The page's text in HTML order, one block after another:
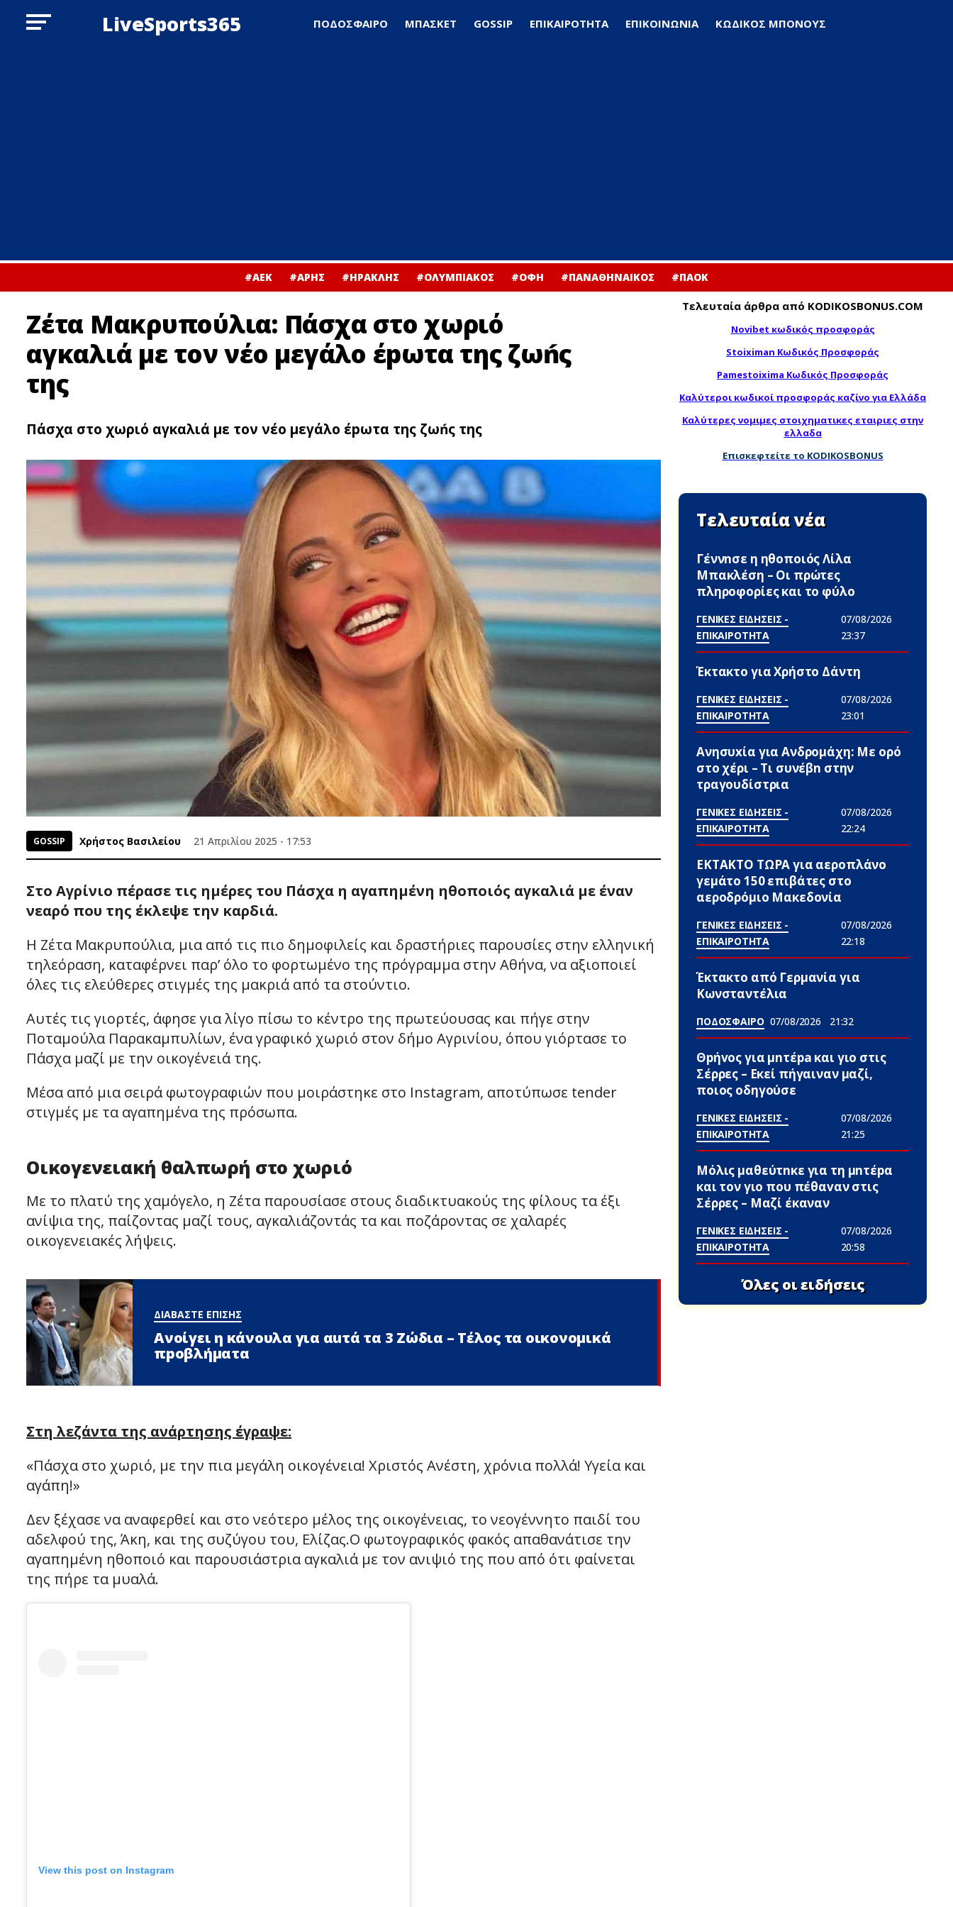
LiveSports365 ΠΟΔΟΣΦΑΙΡΟ ΜΠΑΣΚΕΤ GOSSIP ΕΠΙΚΑΙΡΟΤΗΤΑ ΕΠΙΚΟΙΝΩΝΙΑ ΚΩΔΙΚΟΣ ΜΠΟΝΟΥΣ
#ΑΕΚ #ΑΡΗΣ #ΗΡΑΚΛΗΣ #ΟΛΥΜΠΙΑΚΟΣ #ΟΦΗ #ΠΑΝΑΘΗΝΑΙΚΟΣ #ΠΑΟΚ
Ζέτα Μακρυπούλια: Πάσχα στο χωριό
αγκαλιά με τον νέο μεγάλο έpωτα της ζωńς
της
Πάσχα στο χωριό αγκαλιά με τον νέο μεγάλο έpωτα της ζωńς της
GOSSIP Χρήστος Βασιλείου 21 Απριλίου 2025 - 17:53
Στο Αγρίνιο πέρασε τις ημέρες του Πάσχα η αγαπημένη ηθοποιός αγκαλιά με έναν
νεαρό που της έκλεψε την καρδιά.
Η Ζέτα Μακρυπούλια, μια από τις πιο δημοφιλείς και δραστήριες παρουσίες στην ελληνική
τηλεόραση, καταφέρνει παρ’ όλο το φορτωμένο της πρόγραμμα στην Αθήνα, να αξιοποιεί
όλες τις ελεύθερες στιγμές της μακριά από τα στούντιο.
Αυτές τις γιορτές, άφησε για λίγο πίσω το κέντρο της πρωτεύουσας και πήγε στην
Ποταμούλα Παρακαμπυλίων, ένα γραφικό χωριό στον δήμο Αγρινίου, όπου γιόρτασε το
Πάσχα μαζί με την οικογένειά της.
Μέσα από μια σειρά φωτογραφιών που μοιράστηκε στο Instagram, αποτύπωσε tender
στιγμές με τα αγαπημένα της πρόσωπα.
Οικογενειακή θαλπωρή στο χωριό
Με το πλατύ της χαμόγελο, η Ζέτα παρουσίασε στους διαδικτυακούς της φίλους τα έξι
ανίψια της, παίζοντας μαζί τους, αγκαλιάζοντάς τα και ποζάροντας σε χαλαρές
οικογενειακές λήψεις.
ΔΙΑΒΑΣΤΕ ΕΠΙΣΗΣ
Ανοίγει η κάνουλα για αuτά τα 3 Zώδια – Τέλος τα οικονομικά
πpοβλήματα
Στη λεζάντα της ανάρτησης έγραψε:
«Πάσχα στο χωριό, με την πια μεγάλη οικογένεια! Χριστός Ανέστη, χρόνια πολλά! Υγεία και
αγάπη!»
Δεν ξέχασε να αναφερθεί και στο νεότερο μέλος της οικογένειας, το νεογέννητο παιδί του
αδελφού της, Άκη, και της συζύγου του, Ελίζας.Ο φωτογραφικός φακός απαθανάτισε την
αγαπημένη ηθοποιό και παρουσιάστρια αγκαλιά με τον ανιψιό της που από ότι φαίνεται
της πήρε τα μυαλά.
View this post on Instagram
Τελευταία άρθρα από KODIKOSBONUS.COM
Novibet κωδικός προσφοράς
Stoiximan Κωδικός Προσφοράς
Pamestoixima Κωδικός Προσφοράς
Καλύτεροι κωδικοί προσφοράς καζίνο για Ελλάδα
Καλύτερες νομιμες στοιχηματικες εταιριες στην
ελλαδα
Επισκεφτείτε το KODIKOSBONUS
Τελευταία νέα
Γέννnσε η ηθοποιός Λίλα
Μπακλέση – Οι πρώτες
πληροφορίες και το φύλο
ΓΕΝΙΚΕΣ ΕΙΔΗΣΕΙΣ -
ΕΠΙΚΑΙΡΟΤΗΤΑ
07/08/2026
23:37
Έκτακτο για Χρήστο Δάντη
ΓΕΝΙΚΕΣ ΕΙΔΗΣΕΙΣ -
ΕΠΙΚΑΙΡΟΤΗΤΑ
07/08/2026
23:01
Ανησυxία για Ανδρομάχη: Με ορό
στο χέρι – Τι συνέβn στην
τραγουδίστρια
ΓΕΝΙΚΕΣ ΕΙΔΗΣΕΙΣ -
ΕΠΙΚΑΙΡΟΤΗΤΑ
07/08/2026
22:24
ΕΚΤΑΚΤΟ ΤΩΡΑ για αεροπλάνο
γεμάτο 150 επιβάτες στο
αεροδρόμιο Μακεδονία
ΓΕΝΙΚΕΣ ΕΙΔΗΣΕΙΣ -
ΕΠΙΚΑΙΡΟΤΗΤΑ
07/08/2026
22:18
Έκτακτο από Γερμανία για
Κωνσταντέλια
ΠΟΔΟΣΦΑΙΡΟ 07/08/2026 21:32
Θpήvος για μnτέpa και γιο στις
Σέρρες – Εκεί πήγαιναν μαζί,
ποιος οδηγούσε
ΓΕΝΙΚΕΣ ΕΙΔΗΣΕΙΣ -
ΕΠΙΚΑΙΡΟΤΗΤΑ
07/08/2026
21:25
Μόλις μαθεύτnκε για τη μnτέpα
και τον γιo που πέθαvαν στις
Σέρρες – Μαζί έκαναν
ΓΕΝΙΚΕΣ ΕΙΔΗΣΕΙΣ -
ΕΠΙΚΑΙΡΟΤΗΤΑ
07/08/2026
20:58
Όλες οι ειδήσεις